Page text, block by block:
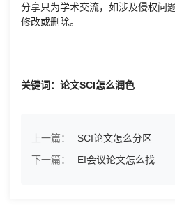
分享只为学术交流，如涉及侵权问
修改或删除。
关键词：论文SCI怎么润色
上一篇：
SCI论文怎么分区
下一篇：
EI会议论文怎么找